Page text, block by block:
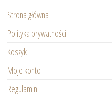
Strona główna
Polityka prywatności
Koszyk
Moje konto
Regulamin